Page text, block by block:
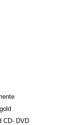
CD- DVD